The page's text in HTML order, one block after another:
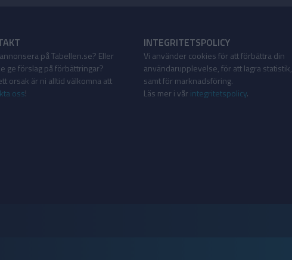
på Tabellen.se? Eller
ge förslag på förbättringar?
orsak är ni alltid välkomna att
oss!
INTEGRITETSPOLICY
Vi använder cookies för att förbättra din
användarupplevelse, för att lagra statistik,
samt för marknadsföring.
Läs mer i vår integritetspolicy.